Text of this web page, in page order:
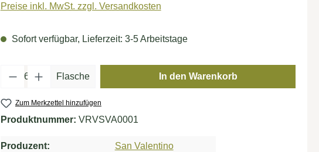
Preise inkl. MwSt. zzgl. Versandkosten
Sofort verfügbar, Lieferzeit: 3-5 Arbeitstage
Produkt Anzahl: Gib den gewünschten Wert ein
Flasche In den Warenkorb
Zum Merkzettel hinzufügen
Produktnummer: VRVSVA0001
Produzent: San Valentino